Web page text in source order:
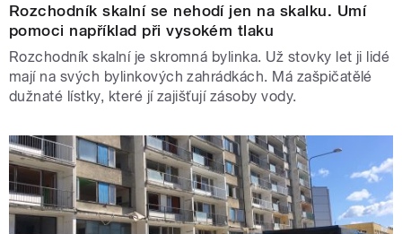
Rozchodník skalní se nehodí jen na skalku. Umí
pomoci například při vysokém tlaku
Rozchodník skalní je skromná bylinka. Už stovky let ji lidé
mají na svých bylinkových zahrádkách. Má zašpičatělé
dužnaté lístky, které jí zajišťují zásoby vody.